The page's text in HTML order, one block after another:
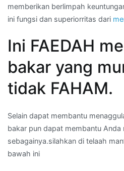
memberikan berlimpah
ini fungsi dan superiorritas dari
Ini FAEDAH
bakar yang
tidak FAHAM.
Selain dapat membantu
bakar pun dapat membantu Anda
sebagainya.silahkan di telaah
bawah ini